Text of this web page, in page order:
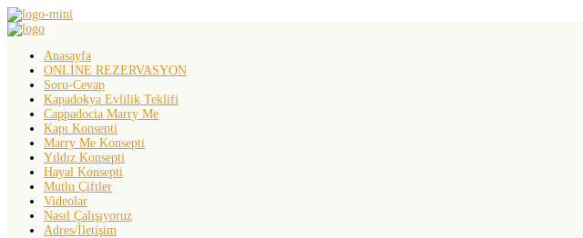
Anasayfa
ONLİNE REZERVASYON
Soru-Cevap
Kapadokya Evlilik Teklifi
Cappadocia Marry Me
Kapı Konsepti
Marry Me Konsepti
Yıldız Konsepti
Hayal Konsepti
Mutlu Çiftler
Videolar
Nasıl Çalışıyoruz
Adres/İletişim